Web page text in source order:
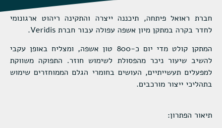
חברת ראואל פיתחה, תיכננה ייצרה והתקינה ריהוט ארגונומי
לחדר בקרה במתקן מיון אשפה עפולה עבור חברת Veridis.
המתקן קולט מדי יום כ-800 טון אשפה, ומצליח באופן עקבי
להשיב שיעור ניכר מהפסולת לשימוש חוזר. התפוקה משווקת
למפעלים תעשייתיים, העושים בחומרי הגלם הממוחזרים שימוש
בתהליכי ייצור מורכבים.
תיאור הפתרון: